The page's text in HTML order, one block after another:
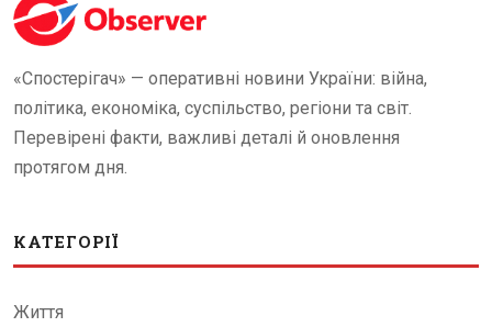
«Спостерігач» — оперативні новини України: війна,
політика, економіка, суспільство, регіони та світ.
Перевірені факти, важливі деталі й оновлення
протягом дня.
КАТЕГОРІЇ
Життя